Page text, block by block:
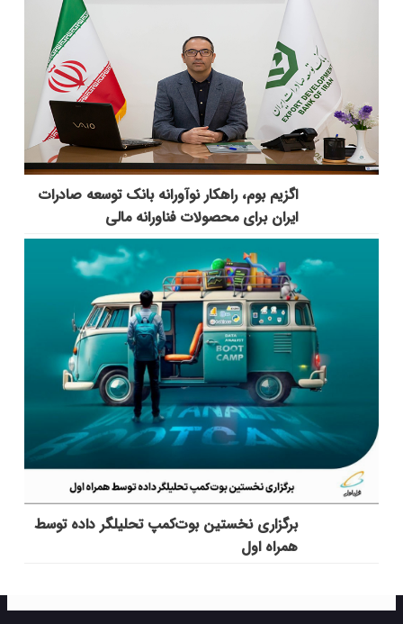
اگزیم بوم، راهکار نوآورانه بانک توسعه صادرات
ایران برای محصولات فناورانه مالی
برگزاری نخستین بوت‌کمپ تحلیلگر داده توسط
همراه اول